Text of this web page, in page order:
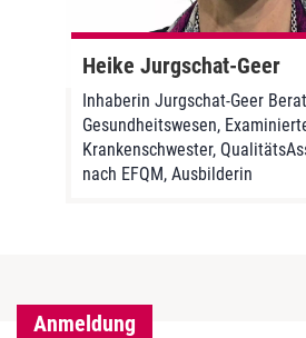
Heike Jurgschat-Geer
Inhaberin Jurgschat-Geer
Gesundheitswesen,
Krankenschwester,
nach EFQM, Ausbilderin
Anmeldung